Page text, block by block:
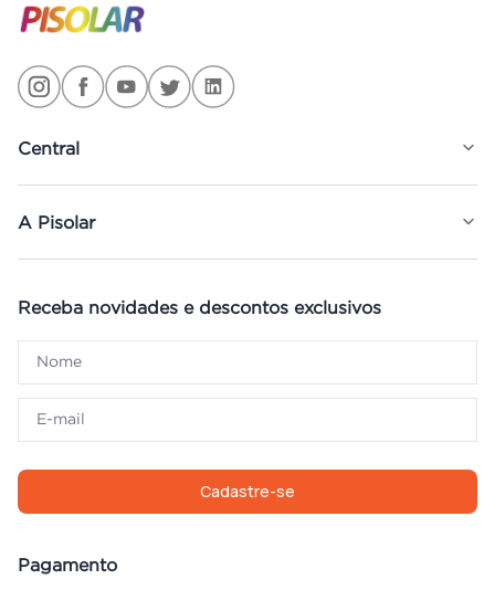
Central
A Pisolar
Receba novidades e descontos exclusivos
Cadastre-se
Pagamento